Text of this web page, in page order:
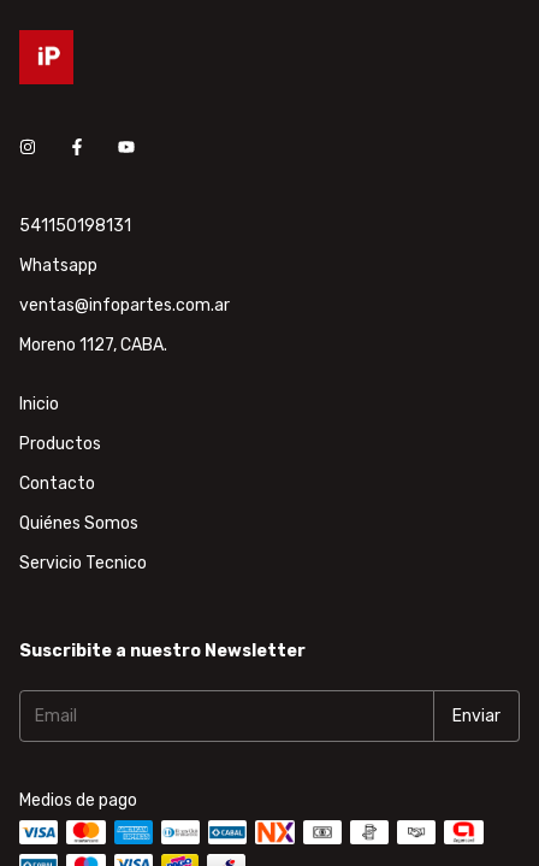
541150198131
Whatsapp
ventas@infopartes.com.ar
Moreno 1127, CABA.
Inicio
Productos
Contacto
Quiénes Somos
Servicio Tecnico
Suscribite a nuestro Newsletter
Medios de pago